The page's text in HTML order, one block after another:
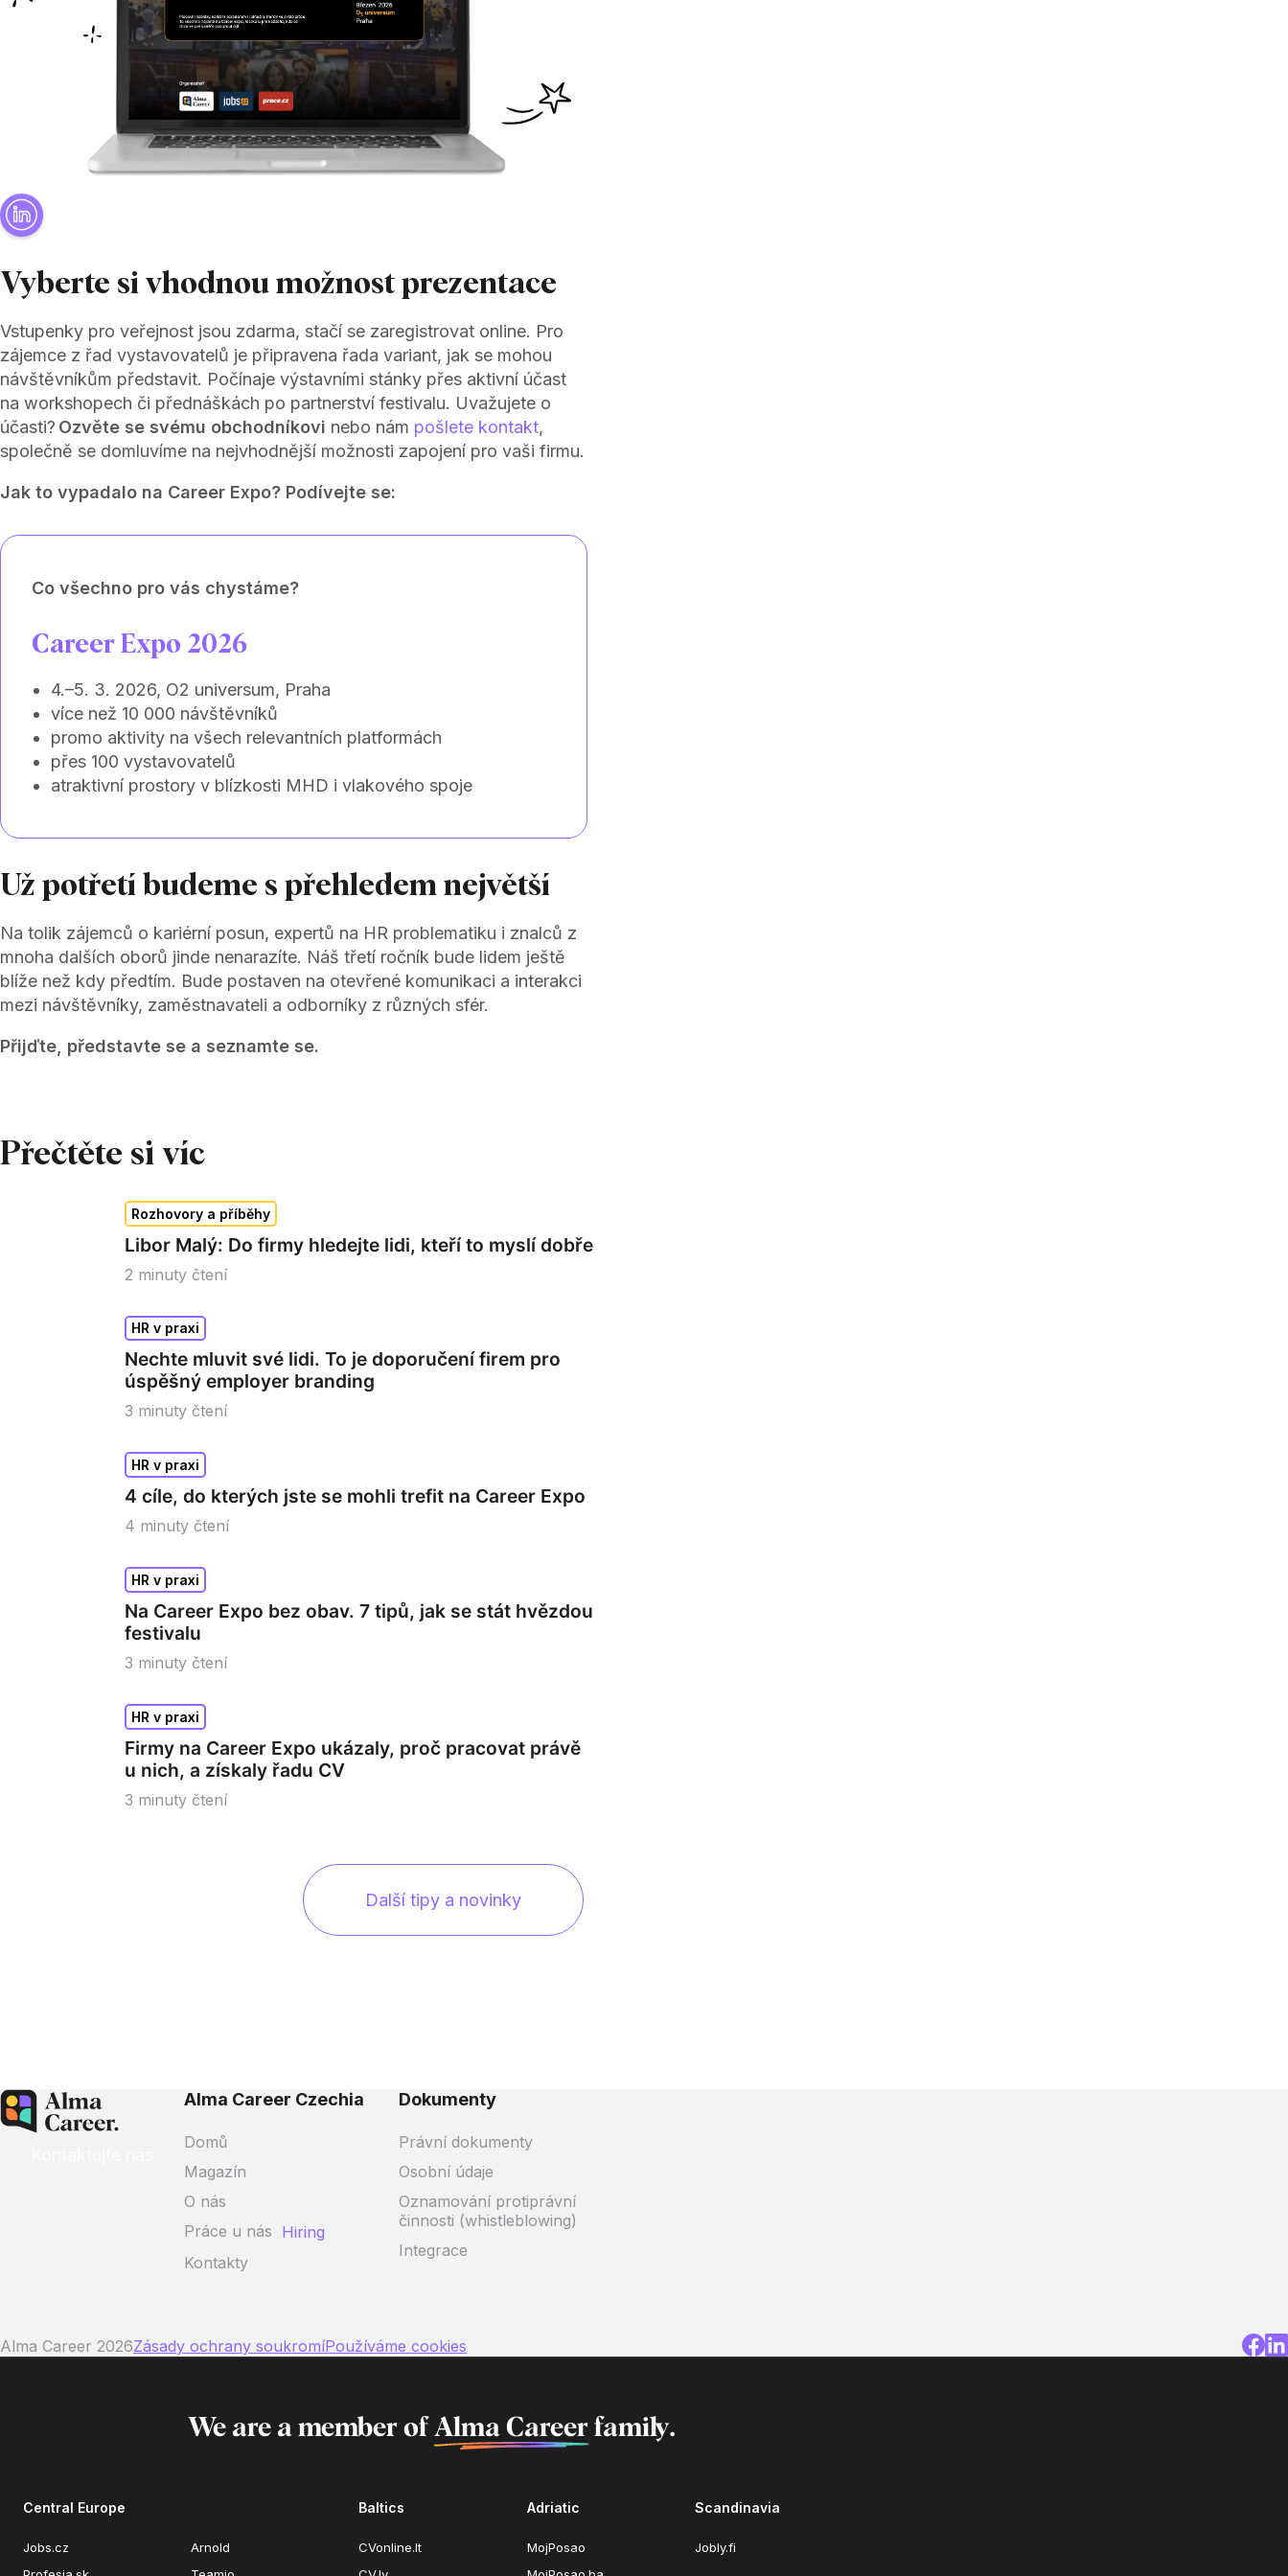
Vyberte si vhodnou možnost prezentace
Vstupenky pro veřejnost jsou zdarma, stačí se zaregistrovat online. Pro
zájemce z řad vystavovatelů je připravena řada variant, jak se mohou
návštěvníkům představit. Počínaje výstavními stánky přes aktivní účast
na workshopech či přednáškách po partnerství festivalu. Uvažujete o
účasti? Ozvěte se svému obchodníkovi nebo nám pošlete kontakt,
společně se domluvíme na nejvhodnější možnosti zapojení pro vaši firmu.
Jak to vypadalo na Career Expo? Podívejte se:
Co všechno pro vás chystáme?
Career Expo 2026
4.–5. 3. 2026, O2 universum, Praha
více než 10 000 návštěvníků
promo aktivity na všech relevantních platformách
přes 100 vystavovatelů
atraktivní prostory v blízkosti MHD i vlakového spoje
Už potřetí budeme s přehledem největší
Na tolik zájemců o kariérní posun, expertů na HR problematiku i znalců z
mnoha dalších oborů jinde nenarazíte. Náš třetí ročník bude lidem ještě
blíže než kdy předtím. Bude postaven na otevřené komunikaci a interakci
mezi návštěvníky, zaměstnavateli a odborníky z různých sfér.
Přijďte, představte se a seznamte se.
Přečtěte si víc
Rozhovory a příběhy
Libor Malý: Do firmy hledejte lidi, kteří to myslí dobře
2 minuty čtení
HR v praxi
Nechte mluvit své lidi. To je doporučení firem pro
úspěšný employer branding
3 minuty čtení
HR v praxi
4 cíle, do kterých jste se mohli trefit na Career Expo
4 minuty čtení
HR v praxi
Na Career Expo bez obav. 7 tipů, jak se stát hvězdou
festivalu
3 minuty čtení
HR v praxi
Firmy na Career Expo ukázaly, proč pracovat právě
u nich, a získaly řadu CV
3 minuty čtení
Další tipy a novinky
Alma Career Czechia
Domů
Magazín
O nás
Práce u nás Hiring
Kontakty
Dokumenty
Právní dokumenty
Osobní údaje
Oznamování protiprávní
činnosti (whistleblowing)
Integrace
Alma Career 2026Zásady ochrany soukromíPoužíváme cookies
We are a member of Alma Careerfamily.
Central Europe
Jobs.cz
Arnold
Baltics
CVonline.lt
Adriatic
MojPosao
Scandinavia
Jobly.fi